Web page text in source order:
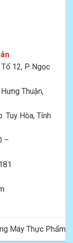
12, P. Ngọc
Thuận,
Tuy Hòa, Tỉnh
–
Máy Thực Phẩm